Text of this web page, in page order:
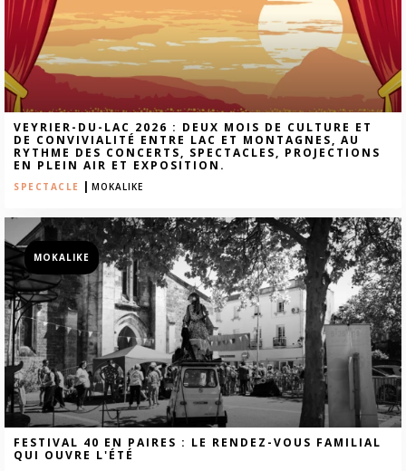
VEYRIER-DU-LAC 2026 : DEUX MOIS DE CULTURE ET
DE CONVIVIALITÉ ENTRE LAC ET MONTAGNES, AU
RYTHME DES CONCERTS, SPECTACLES, PROJECTIONS
EN PLEIN AIR ET EXPOSITION.
SPECTACLE | MOKALIKE
FESTIVAL 40 EN PAIRES : LE RENDEZ-VOUS FAMILIAL
QUI OUVRE L'ÉTÉ
MOKALIKE